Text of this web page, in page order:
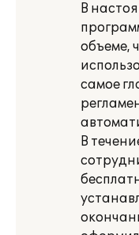
В
объеме,
самое
В